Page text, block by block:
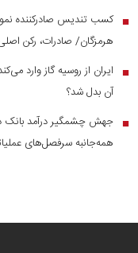
■ کسب تندیس صادرکننده
هرمزگان/ صادرات، رکن
■
ایران از روسیه گاز وارد
آن بدل شد؟
■
همه‌جانبه سرفصل‌های